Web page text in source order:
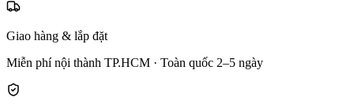
Giao hàng & lắp đặt
Miễn phí nội thành TP.HCM · Toàn quốc 2–5 ngày